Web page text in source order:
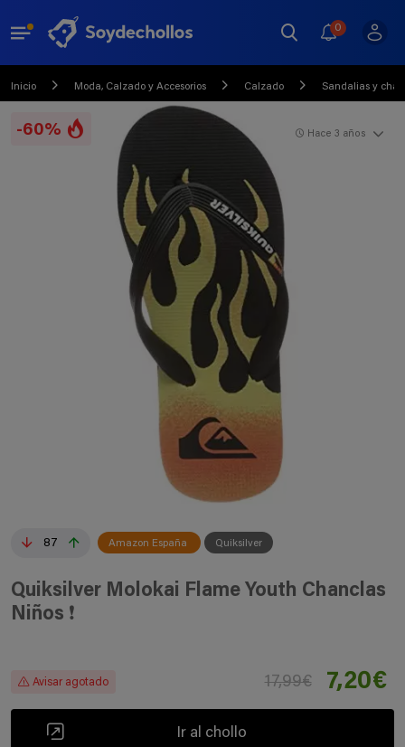
0
Inicio Moda, Calzado y Accesorios Calzado Sandalias y
-60%
87 Amazon España Quiksilver
Hace 3 años
Quiksilver Molokai Flame Youth Chanclas
Niños ❗️
Avisar agotado 17,99€ 7,20€
Ir al chollo